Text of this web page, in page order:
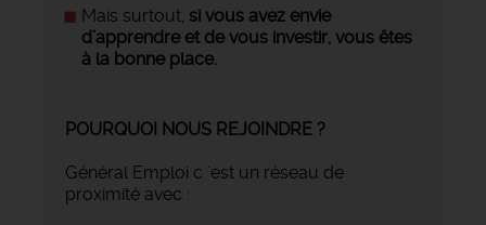
Mais surtout, si vous avez envie
d’apprendre et de vous investir, vous êtes
à la bonne place.
POURQUOI NOUS REJOINDRE ?
Général Emploi c 'est un réseau de
proximité avec :